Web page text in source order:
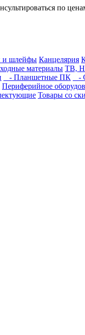
по
и шлейфы Канцелярия
материалы ТВ,
- Планшетные ПК -
Периферийное
Товары со